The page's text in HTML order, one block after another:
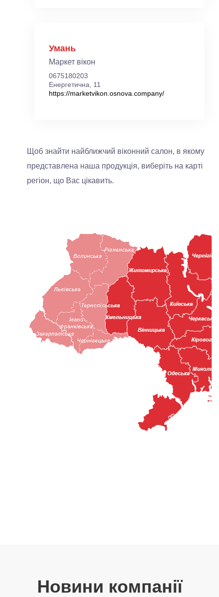
Умань
Маркет вікон
0675180203
Енергетична, 11
https://marketvikon.osnova.company/
Щоб знайти найближчий віконний салон, в якому
представлена наша продукція, виберіть на карті
регіон, що Вас цікавить.
Новини компанії